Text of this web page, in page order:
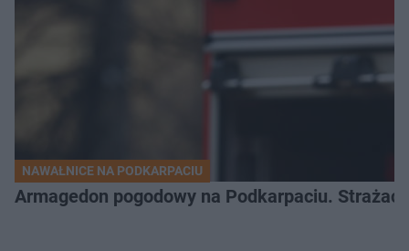
NAWAŁNICE NA PODKARPACIU
Armagedon pogodowy na Podkarpaciu.